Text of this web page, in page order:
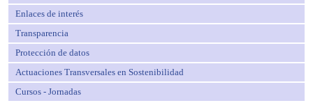
Enlaces de interés
Transparencia
Protección de datos
Actuaciones Transversales en Sostenibilidad
Cursos - Jornadas